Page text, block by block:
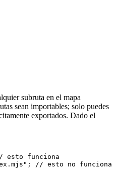
subruta en el mapa
sean importables; solo puedes
exportados. Dado el
esto funciona
; // esto no funciona